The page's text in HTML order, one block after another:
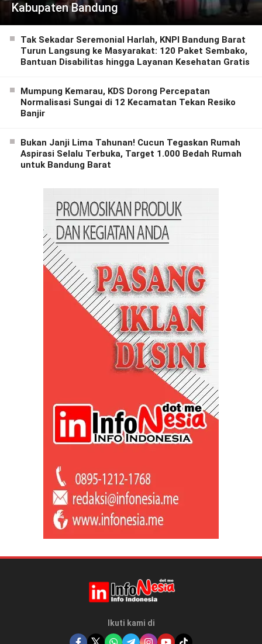
Kabupaten Bandung
Tak Sekadar Seremonial Harlah, KNPI Bandung Barat
Turun Langsung ke Masyarakat: 120 Paket Sembako,
Bantuan Disabilitas hingga Layanan Kesehatan Gratis
Mumpung Kemarau, KDS Dorong Percepatan
Normalisasi Sungai di 12 Kecamatan Tekan Resiko
Banjir
Bukan Janji Lima Tahunan! Cucun Tegaskan Rumah
Aspirasi Selalu Terbuka, Target 1.000 Bedah Rumah
untuk Bandung Barat
Ikuti kami di